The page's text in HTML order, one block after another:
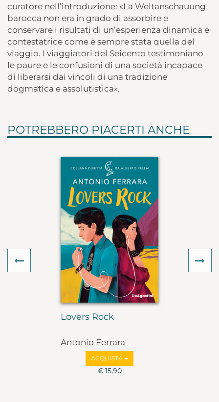
curatore nell’introduzione: «La Weltanschauung
barocca non era in grado di assorbire e
conservare i risultati di un’esperienza dinamica e
contestatrice come è sempre stata quella del
viaggio. I viaggiatori del Seicento testimoniano
le paure e le confusioni di una società incapace
di liberarsi dai vincoli di una tradizione
dogmatica e assolutistica».
POTREBBERO PIACERTI ANCHE
Lovers Rock
Antonio Ferrara
ACQUISTA
€ 15,90
Previous